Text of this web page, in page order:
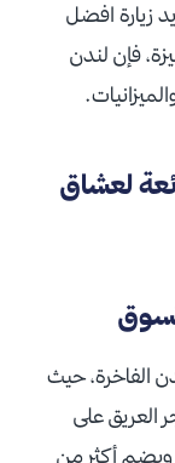
زيارة افضل
فإن لندن
وجهات رائعة لعشاق
الفاخرة، حيث
العريق على
متر مربع، ويضم أكثر من